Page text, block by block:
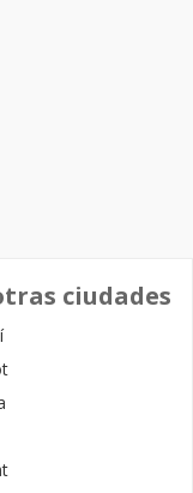
ciudades